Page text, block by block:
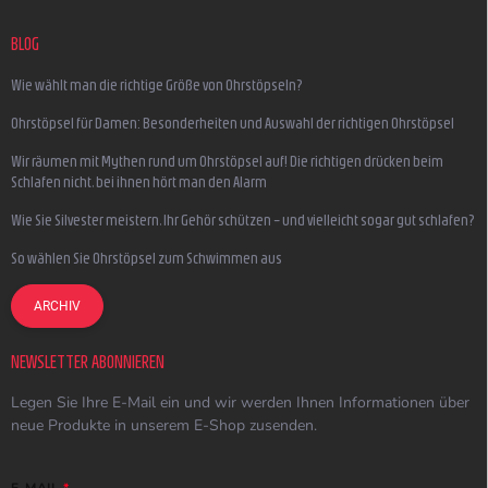
BLOG
Wie wählt man die richtige Größe von Ohrstöpseln?
Ohrstöpsel für Damen: Besonderheiten und Auswahl der richtigen Ohrstöpsel
Wir räumen mit Mythen rund um Ohrstöpsel auf! Die richtigen drücken beim
Schlafen nicht, bei ihnen hört man den Alarm
Wie Sie Silvester meistern, Ihr Gehör schützen – und vielleicht sogar gut schlafen?
So wählen Sie Ohrstöpsel zum Schwimmen aus
ARCHIV
NEWSLETTER ABONNIEREN
Legen Sie Ihre E-Mail ein und wir werden Ihnen Informationen über
neue Produkte in unserem E-Shop zusenden.